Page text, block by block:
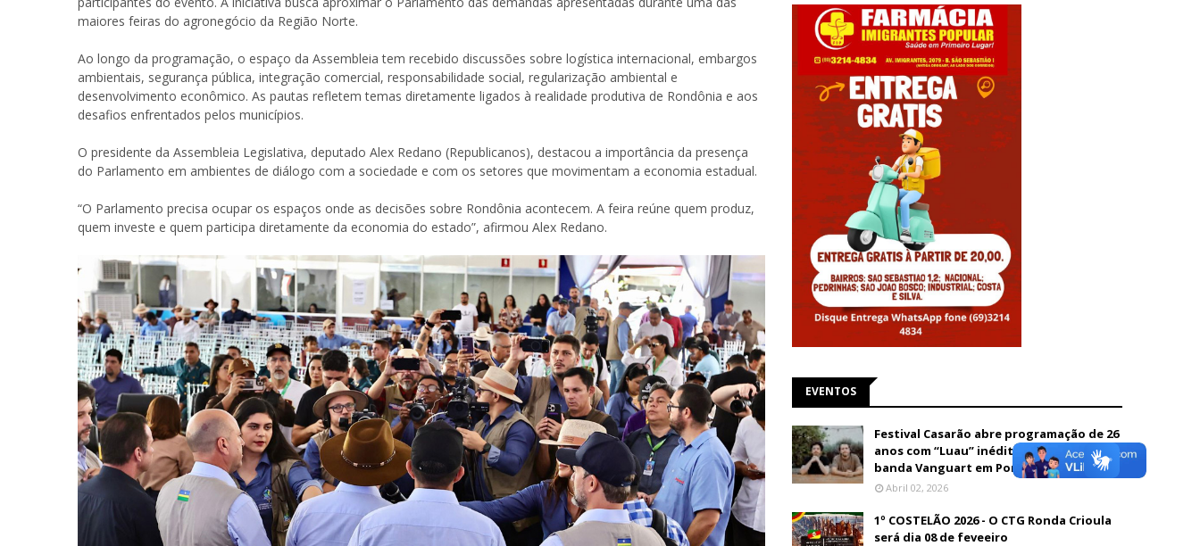
maiores feiras do agronegócio da Região Norte.
Ao longo da programação, o espaço da Assembleia tem recebido discussões sobre logística internacional, embargos
ambientais, segurança pública, integração comercial, responsabilidade social, regularização ambiental e
desenvolvimento econômico. As pautas refletem temas diretamente ligados à realidade produtiva de Rondônia e aos
desafios enfrentados pelos municípios.
O presidente da Assembleia Legislativa, deputado Alex Redano (Republicanos), destacou a importância da presença
do Parlamento em ambientes de diálogo com a sociedade e com os setores que movimentam a economia estadual.
“O Parlamento precisa ocupar os espaços onde as decisões sobre Rondônia acontecem. A feira reúne quem produz,
quem investe e quem participa diretamente da economia do estado”, afirmou Alex Redano.
EVENTOS
Festival Casarão abre programação de 26
anos com “Luau” inédito e show da
banda Vanguart em Porto Velho
Abril 02, 2026
1º COSTELÃO 2026 - O CTG Ronda Crioula
será dia 08 de feveeiro